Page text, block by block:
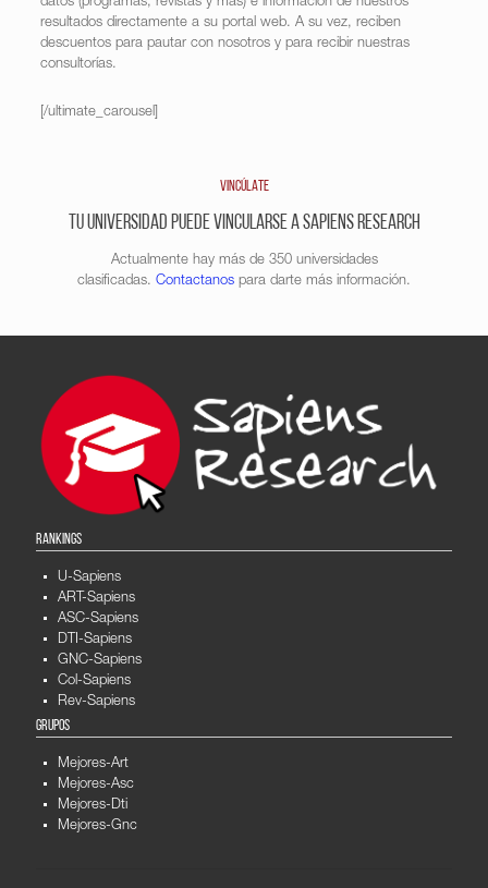
datos (programas, revistas y más) e información de nuestros
resultados directamente a su portal web. A su vez, reciben
descuentos para pautar con nosotros y para recibir nuestras
consultorías.
[/ultimate_carousel]
VINCÚLATE
Tu universidad puede vincularse a Sapiens Research
Actualmente hay más de 350 universidades
clasificadas. Contactanos para darte más información.
RANKINGS
U-Sapiens
ART-Sapiens
ASC-Sapiens
DTI-Sapiens
GNC-Sapiens
Col-Sapiens
Rev-Sapiens
GRUPOS
Mejores-Art
Mejores-Asc
Mejores-Dti
Mejores-Gnc